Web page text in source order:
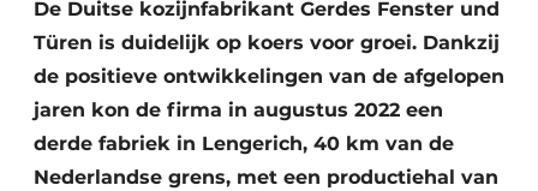
De Duitse kozijnfabrikant Gerdes Fenster und
Türen is duidelijk op koers voor groei. Dankzij
de positieve ontwikkelingen van de afgelopen
jaren kon de firma in augustus 2022 een
derde fabriek in Lengerich, 40 km van de
Nederlandse grens, met een productiehal van